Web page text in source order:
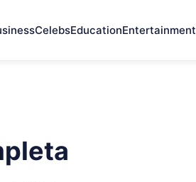
CelebsEducationEntertainment